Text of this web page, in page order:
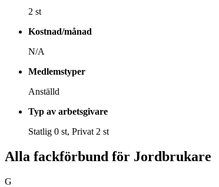
2 st
Kostnad/månad
N/A
Medlemstyper
Anställd
Typ av arbetsgivare
Statlig 0 st, Privat 2 st
Alla fackförbund för Jordbrukare
G